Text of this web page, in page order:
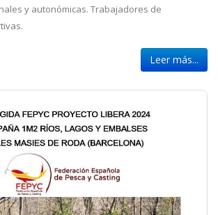
y autonómicas. Trabajadores de
Leer más...